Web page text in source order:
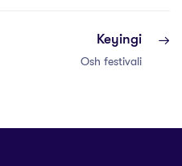
Keyingi
Osh festivali